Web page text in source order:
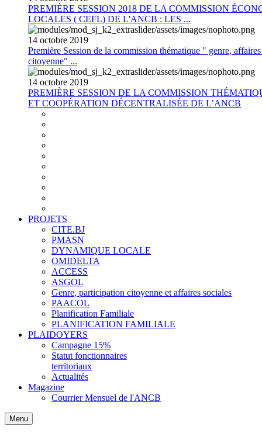
PREMIÈRE SESSION 2018 DE LA COMMISSION
LOCALES ( CEFL) DE L'ANCB : LES ...
14 octobre 2019
Première Session de la commission thématique " genre,
citoyenne" ...
14 octobre 2019
PREMIÈRE SESSION DE LA COMMISSION
ET COOPÉRATION DÉCENTRALISÉE DE L’ANCB
PROJETS
CITE.BJ
PMASN
DYNAMIQUE LOCALE
OMIDELTA
ACCESS
ASGOL
Genre, participation citoyenne et affaires sociales
PAACOL
Planification Familiale
PLANIFICATION FAMILIALE
PLAIDOYERS
Campagne 15%
Statut fonctionnaires
territoriaux
Actualités
Magazine
Courrier Mensuel de l'ANCB
Menu